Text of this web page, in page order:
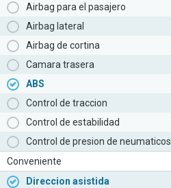
Airbag para el pasajero
Airbag lateral
Airbag de cortina
Camara trasera
ABS
Control de traccion
Control de estabilidad
Control de presion de neumaticos
Conveniente
Direccion asistida